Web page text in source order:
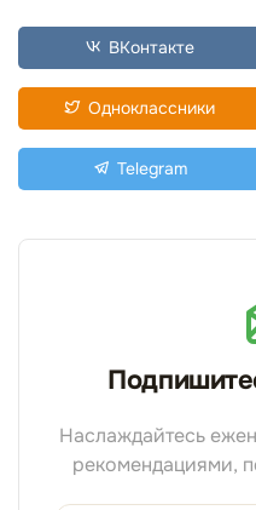
ВКонтакте
Одноклассники
Telegram
Наслаждайтесь
рекомендациями,